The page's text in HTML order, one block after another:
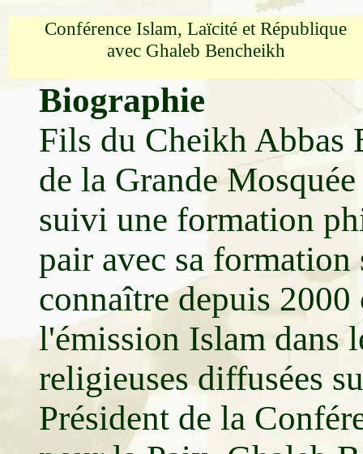
Conférence Islam, Laïcité et République
avec Ghaleb Bencheikh
Biographie
Fils du Cheikh Abbas
de la Grande
suivi une formation
pair avec sa
connaître depuis
l'émission Islam dans
religieuses diffusées
Président de la